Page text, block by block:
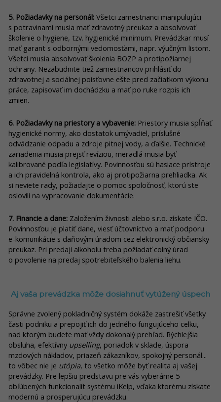
5. Požiadavky na personál: Všetci zamestnanci manipulujúci
s potravinami musia mať zdravotný preukaz a absolvovať
školenie o hygiene, tzv. hygienické minimum. Prevádzkar musí
mať garant s odbornými vedomosťami, napr. výučným listom.
Všetci musia absolvovať školenia BOZP a protipožiarnej
ochrany. Nezabudnite tiež zamestnancov prihlásiť do
zdravotnej a sociálnej poisťovne ešte pred začiatkom výkonu
práce, zapisovať im dochádzku a mať po ruke rozpis ich
zmien.
6. Požiadavky na priestory a vybavenie: Priestory musia spĺňať
hygienické normy, ako dostatok umývadiel, príslušné
odvádzanie odpadu a zdroje pitnej vody, a ďalšie. Technické
zariadenia musia prejsť revíziou, meradlá musia byť
kalibrované podľa legislatívy. Povinnosťou sú hasiace prístroje
a ich pravidelná kontrola, ako aj protipožiarna prehliadka. Ak
si neviete rady, požiadajte o pomoc spoločnosť, ktorú ste
oslovili na vypracovanie dokumentácie.
7. Financie a dane: Založením živnosti alebo s.r.o. získate IČO.
Povinnosťou je platiť dane, viesť účtovníctvo a mať podporu
e-komunikácie s daňovým úradom cez elektronický občiansky
preukaz. Pri predaji alkoholu treba požiadať colný úrad
o povolenie na predaj spotrebiteľského balenia liehu.
Aj vaša prevádzka môže dosiahnuť vytúžený úspech
Správne zvolený pokladničný systém dokáže zastrešiť všetky
časti podniku a prepojiť ich do jedného fungujúceho celku,
nad ktorým budete mať vždy dokonalý prehľad. Rýchlejšia
obsluha, efektívny upselling, poriadok v sklade, úspora
mzdových nákladov, priazeň zákazníkov, spokojný personál...
to vôbec nie je utópia, to všetko môže byť realita aj vašej
prevádzky. Pre lepšiu predstavu pre vás vyberáme 5
obľúbených funkcionalít systému iKelp, vďaka ktorému získate
modernú a prosperujúcu prevádzku.